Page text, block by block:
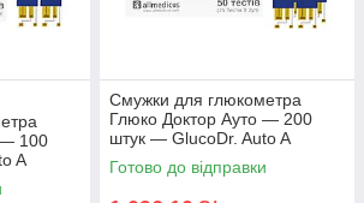
— 100
A
Смужки для глюкометра
Глюко Доктор Ауто — 200
штук — GlucoDr. Auto A
Готово до відправки